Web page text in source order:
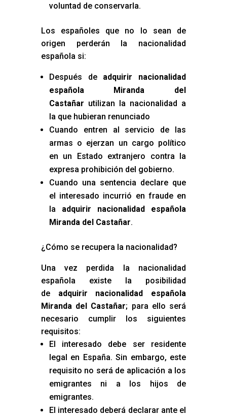
voluntad de conservarla.
Los españoles que no lo sean de
origen perderán la nacionalidad
española si:
Después de adquirir nacionalidad
española Miranda del
Castañar utilizan la nacionalidad a
la que hubieran renunciado
Cuando entren al servicio de las
armas o ejerzan un cargo político
en un Estado extranjero contra la
expresa prohibición del gobierno.
Cuando una sentencia declare que
el interesado incurrió en fraude en
la adquirir nacionalidad española
Miranda del Castañar.
¿Cómo se recupera la nacionalidad?
Una vez perdida la nacionalidad
española existe la posibilidad
de adquirir nacionalidad española
Miranda del Castañar; para ello será
necesario cumplir los siguientes
requisitos:
El interesado debe ser residente
legal en España. Sin embargo, este
requisito no será de aplicación a los
emigrantes ni a los hijos de
emigrantes.
El interesado deberá declarar ante el